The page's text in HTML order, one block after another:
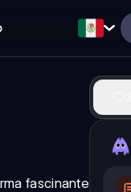
fascinante